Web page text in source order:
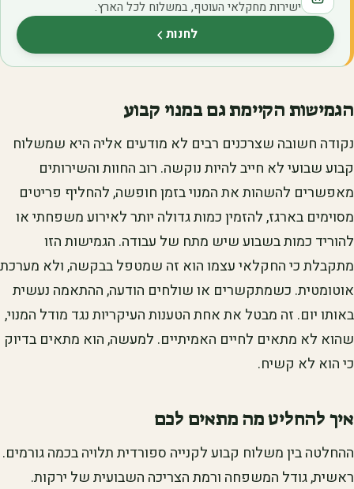
ישירות מחקלאי העוטף, במשלוח לכל הארץ.
לחנות(נפתח בלשונית חדשה)
הגמישות הקיימת גם במנוי קבוע
נקודה חשובה שצרכנים רבים לא מודעים אליה היא שמשלוח
קבוע שבועי לא חייב להיות נוקשה. רוב החוות והשירותים
מאפשרים להשהות את המנוי בזמן חופשה, להחליף פריטים
מסוימים בארגז, להזמין כמות גדולה יותר לאירוע משפחתי או
להוריד כמות בשבוע שיש מתח של עבודה. הגמישות הזו
מתקבלת כי החקלאי עצמו הוא זה שמטפל בבקשה, ולא מערכת
אוטומטית. כשמתקשרים או שולחים הודעה, ההתאמה נעשית
באותו יום. זה מבטל את אחת הטענות העיקריות נגד מודל המנוי,
שהוא לא מתאים לחיים האמיתיים. למעשה, הוא מתאים בדיוק
כי הוא לא קשיח.
איך להחליט מה מתאים לכם
ההחלטה בין משלוח קבוע לקנייה ספורדית תלויה בכמה גורמים.
ראשית, גודל המשפחה ורמת הצריכה השבועית של ירקות.